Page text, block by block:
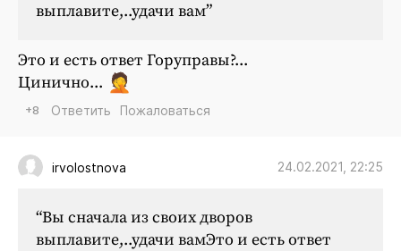
выплавите,..удачи вам”
Это и есть ответ Горуправы?...
Цинично...
+8 Ответить Пожаловаться
irvolostnova 24.02.2021, 22:25
“Вы сначала из своих дворов
выплавите,..удачи вамЭто и есть ответ